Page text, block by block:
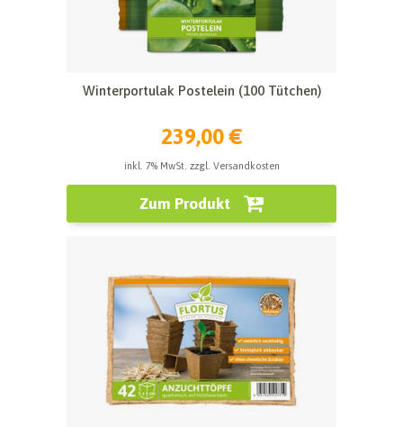
Winterportulak Postelein (100 Tütchen)
239,00 €
inkl. 7% MwSt. zzgl. Versandkosten
Zum Produkt